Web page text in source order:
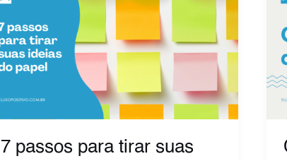
7 passos para tirar suas